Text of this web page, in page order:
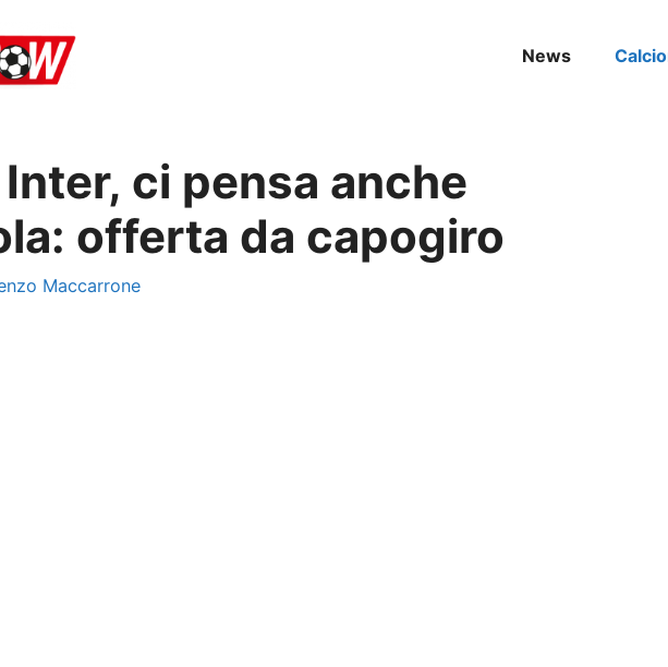
News
ci pensa anche
offerta da capogiro
Maccarrone